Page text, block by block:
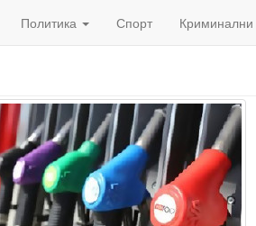
Политика Спорт Криминални